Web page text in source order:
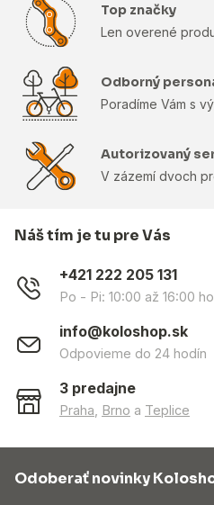
Top značky
Len overené
Odborný
Poradíme Vám s
Autorizovaný
V zázemí dvoch
Náš tím je tu pre Vás
+421 222 205 131
Po - Pi: 10:00 až 16:00
info@koloshop.sk
Odpovieme do 24 hodín
3 predajne
Praha Brno a Teplice
Odoberať novinky